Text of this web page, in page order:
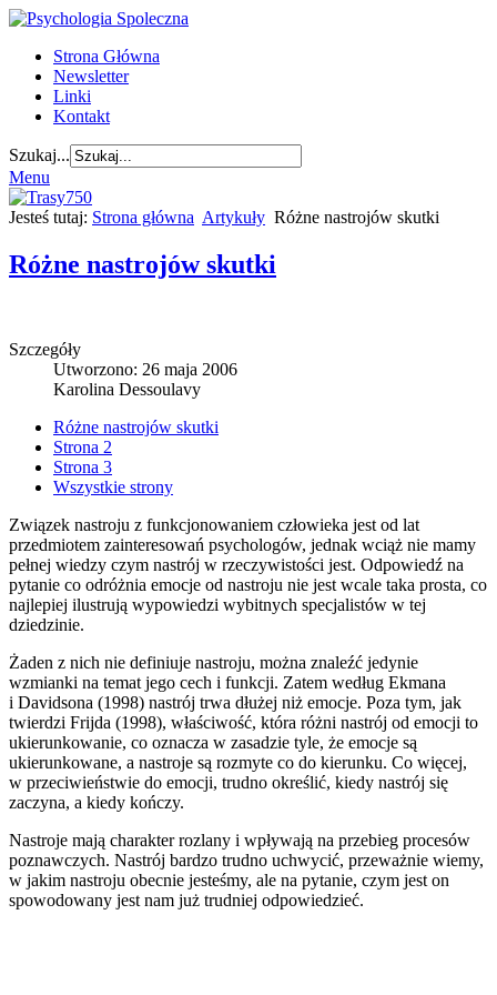
Strona Główna
Newsletter
Linki
Kontakt
Szukaj...
Menu
Jesteś tutaj: Strona główna Artykuły Różne nastrojów skutki
Różne nastrojów skutki
Szczegóły
Utworzono: 26 maja 2006
Karolina Dessoulavy
Różne nastrojów skutki
Strona 2
Strona 3
Wszystkie strony
Związek nastroju z funkcjonowaniem człowieka jest od lat
przedmiotem zainteresowań psychologów, jednak wciąż nie mamy
pełnej wiedzy czym nastrój w rzeczywistości jest. Odpowiedź na
pytanie co odróżnia emocje od nastroju nie jest wcale taka prosta, co
najlepiej ilustrują wypowiedzi wybitnych specjalistów w tej
dziedzinie.
Żaden z nich nie definiuje nastroju, można znaleźć jedynie
wzmianki na temat jego cech i funkcji. Zatem według Ekmana
i Davidsona (1998) nastrój trwa dłużej niż emocje. Poza tym, jak
twierdzi Frijda (1998), właściwość, która różni nastrój od emocji to
ukierunkowanie, co oznacza w zasadzie tyle, że emocje są
ukierunkowane, a nastroje są rozmyte co do kierunku. Co więcej,
w przeciwieństwie do emocji, trudno określić, kiedy nastrój się
zaczyna, a kiedy kończy.
Nastroje mają charakter rozlany i wpływają na przebieg procesów
poznawczych. Nastrój bardzo trudno uchwycić, przeważnie wiemy,
w jakim nastroju obecnie jesteśmy, ale na pytanie, czym jest on
spowodowany jest nam już trudniej odpowiedzieć.